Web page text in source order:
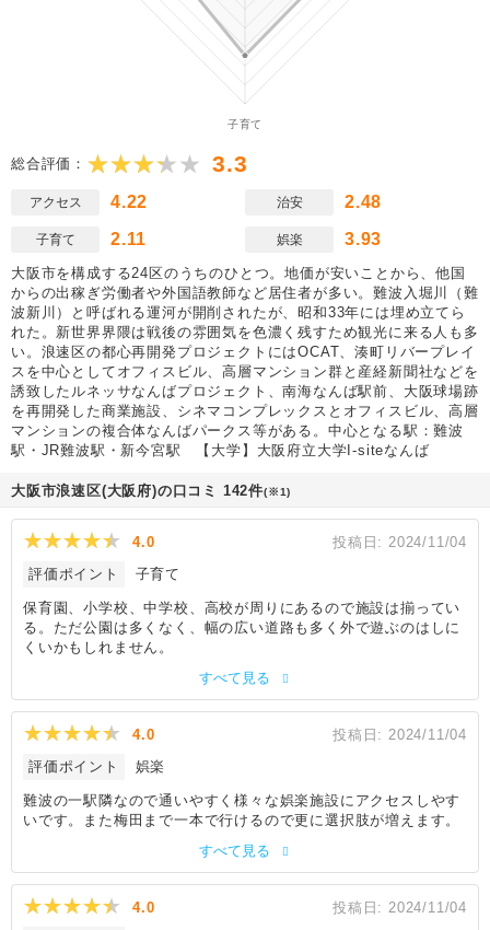
総合評価： 3.3
アクセス 4.22 治安 2.48
子育て 2.11 娯楽 3.93
大阪市を構成する24区のうちのひとつ。地価が安いことから、他国
からの出稼ぎ労働者や外国語教師など居住者が多い。難波入堀川（難
波新川）と呼ばれる運河が開削されたが、昭和33年には埋め立てら
れた。新世界界隈は戦後の雰囲気を色濃く残すため観光に来る人も多
い。浪速区の都心再開発プロジェクトにはOCAT、湊町リバープレイ
スを中心としてオフィスビル、高層マンション群と産経新聞社などを
誘致したルネッサなんばプロジェクト、南海なんば駅前、大阪球場跡
を再開発した商業施設、シネマコンプレックスとオフィスビル、高層
マンションの複合体なんばパークス等がある。中心となる駅：難波
駅・JR難波駅・新今宮駅 【大学】大阪府立大学I-siteなんば
大阪市浪速区(大阪府)の口コミ 142件(※1)
4.0 投稿日: 2024/11/04
評価ポイント
子育て
保育園、小学校、中学校、高校が周りにあるので施設は揃ってい
る。ただ公園は多くなく、幅の広い道路も多く外で遊ぶのはしに
くいかもしれません。
すべて見る
4.0 投稿日: 2024/11/04
評価ポイント
娯楽
難波の一駅隣なので通いやすく様々な娯楽施設にアクセスしやす
いです。また梅田まで一本で行けるので更に選択肢が増えます。
すべて見る
4.0 投稿日: 2024/11/04